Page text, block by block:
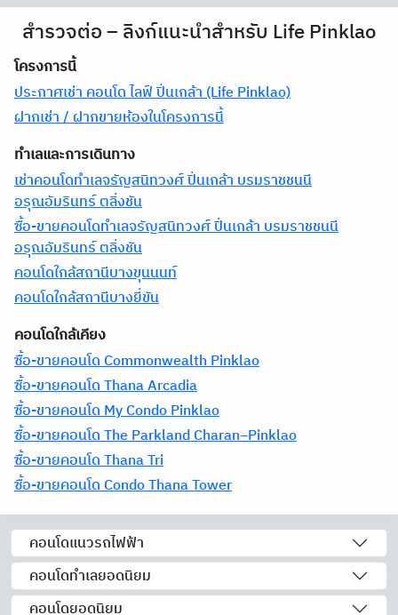
สำรวจต่อ – ลิงก์แนะนำสำหรับ Life Pinklao
โครงการนี้
ประกาศเช่า คอนโด ไลฟ์ ปิ่นเกล้า (Life Pinklao)
ฝากเช่า / ฝากขายห้องในโครงการนี้
ทำเลและการเดินทาง
เช่าคอนโดทำเลจรัญสนิทวงศ์ ปิ่นเกล้า บรมราชชนนี
อรุณอัมรินทร์ ตลิ่งชัน
ซื้อ-ขายคอนโดทำเลจรัญสนิทวงศ์ ปิ่นเกล้า บรมราชชนนี
อรุณอัมรินทร์ ตลิ่งชัน
คอนโดใกล้สถานีบางขุนนนท์
คอนโดใกล้สถานีบางยี่ขัน
คอนโดใกล้เคียง
ซื้อ-ขายคอนโด Commonwealth Pinklao
ซื้อ-ขายคอนโด Thana Arcadia
ซื้อ-ขายคอนโด My Condo Pinklao
ซื้อ-ขายคอนโด The Parkland Charan–Pinklao
ซื้อ-ขายคอนโด Thana Tri
ซื้อ-ขายคอนโด Condo Thana Tower
คอนโดแนวรถไฟฟ้า
คอนโดทำเลยอดนิยม
คอนโดยอดนิยม